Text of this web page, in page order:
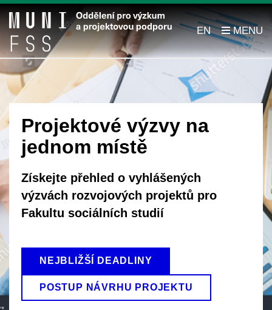
EN
Projektové výzvy na
jednom místě
Získejte přehled o vyhlášených
výzvách rozvojových projektů pro
Fakultu sociálních studií
NEJBLIŽŠÍ DEADLINY
POSTUP NÁVRHU PROJEKTU